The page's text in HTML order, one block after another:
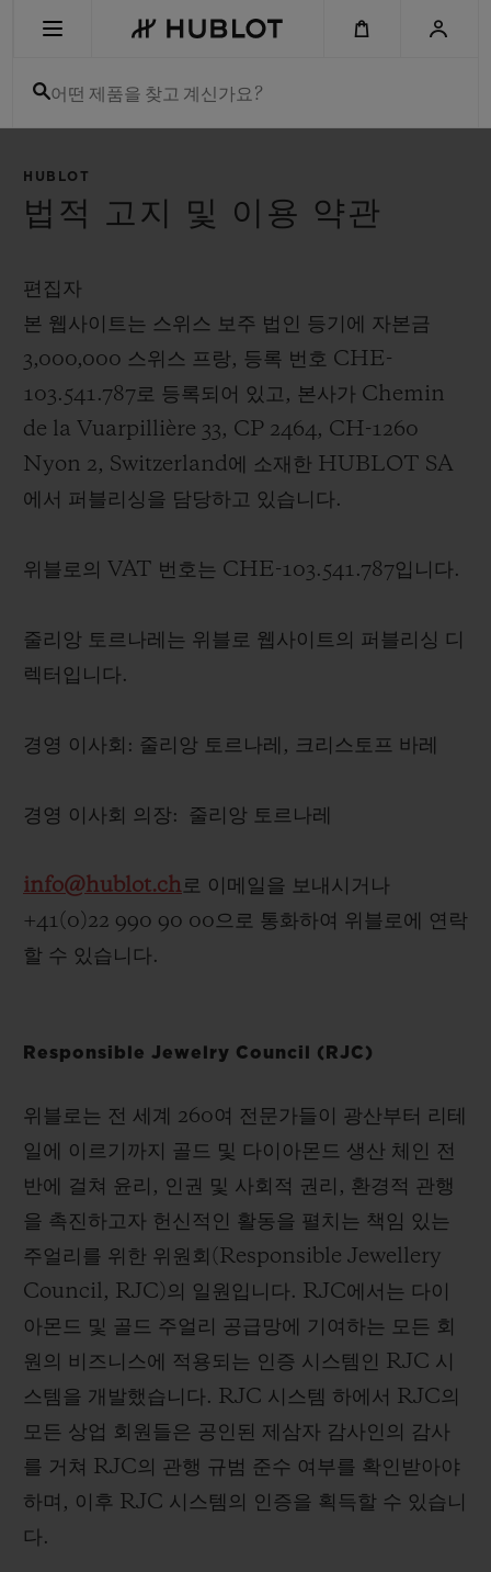
어떤 제품을 찾고 계신가요?
HUBLOT
법적 고지 및 이용 약관
편집자
본 웹사이트는 스위스 보주 법인 등기에 자본금
3,000,000 스위스 프랑, 등록 번호 CHE-
103.541.787로 등록되어 있고, 본사가 Chemin
de la Vuarpillière 33, CP 2464, CH-1260
Nyon 2, Switzerland에 소재한 HUBLOT SA
에서 퍼블리싱을 담당하고 있습니다.
위블로의 VAT 번호는 CHE-103.541.787입니다.
줄리앙 토르나레는 위블로 웹사이트의 퍼블리싱 디
렉터입니다.
경영 이사회: 줄리앙 토르나레, 크리스토프 바레
경영 이사회 의장: 줄리앙 토르나레
info@hublot.ch로 이메일을 보내시거나
+41(0)22 990 90 00으로 통화하여 위블로에 연락
할 수 있습니다.
Responsible Jewelry Council (RJC)
위블로는 전 세계 260여 전문가들이 광산부터 리테
일에 이르기까지 골드 및 다이아몬드 생산 체인 전
반에 걸쳐 윤리, 인권 및 사회적 권리, 환경적 관행
을 촉진하고자 헌신적인 활동을 펼치는 책임 있는
주얼리를 위한 위원회(Responsible Jewellery
Council, RJC)의 일원입니다. RJC에서는 다이
아몬드 및 골드 주얼리 공급망에 기여하는 모든 회
원의 비즈니스에 적용되는 인증 시스템인 RJC 시
스템을 개발했습니다. RJC 시스템 하에서 RJC의
모든 상업 회원들은 공인된 제삼자 감사인의 감사
를 거쳐 RJC의 관행 규범 준수 여부를 확인받아야
하며, 이후 RJC 시스템의 인증을 획득할 수 있습니
다.
최근 검색이 없습니다
빅뱅 빅뱅
5+5 워런티
기프트 파우치
연락처